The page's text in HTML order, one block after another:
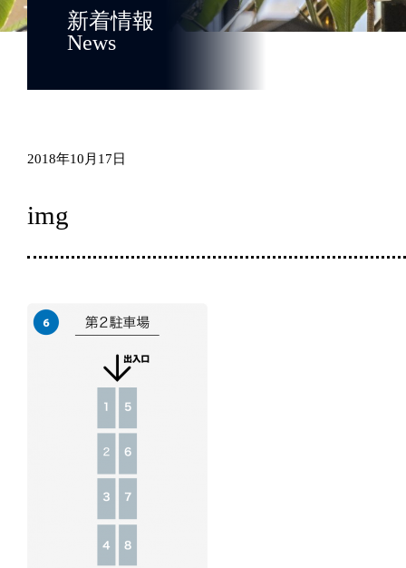
新着情報
News
2018年10月17日
img